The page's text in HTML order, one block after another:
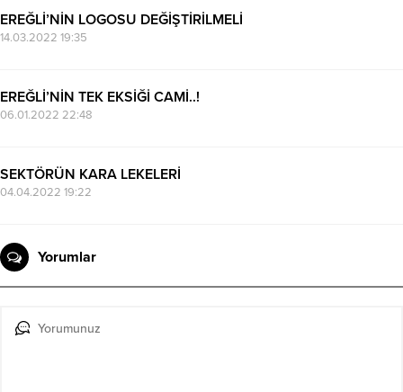
EREĞLİ’NİN LOGOSU DEĞİŞTİRİLMELİ
14.03.2022 19:35
EREĞLİ’NİN TEK EKSİĞİ CAMİ..!
06.01.2022 22:48
SEKTÖRÜN KARA LEKELERİ
04.04.2022 19:22
Yorumlar